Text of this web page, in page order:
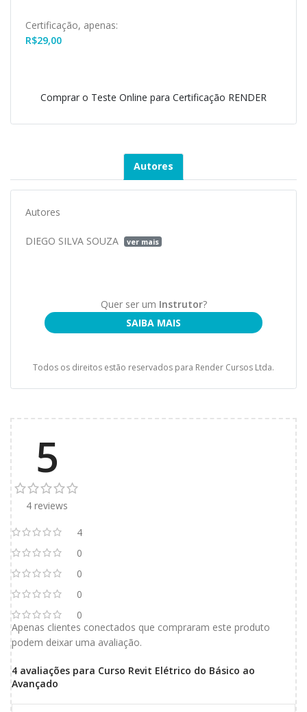
Certificação, apenas:
R$29,00
Comprar o Teste Online para Certificação RENDER
Autores
Autores
DIEGO SILVA SOUZA ver mais
Quer ser um Instrutor?
SAIBA MAIS
Todos os direitos estão reservados para Render Cursos Ltda.
5
4 reviews
4
0
0
0
0
4 avaliações para Curso Revit Elétrico do Básico ao
Avançado
Apenas clientes conectados que compraram este produto
podem deixar uma avaliação.